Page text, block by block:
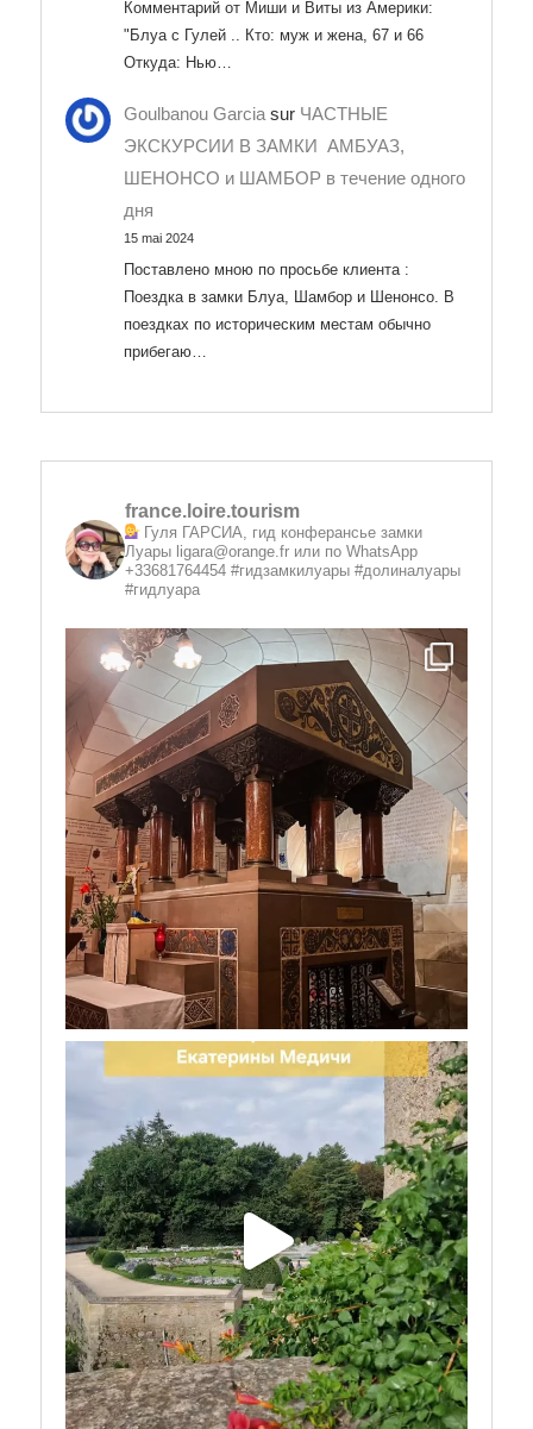
Комментарий от Миши и Виты из Америки:
"Блуа с Гулей .. Кто: муж и жена, 67 и 66
Откуда: Нью…
Goulbanou Garciasur ЧАСТНЫЕ
ЭКСКУРСИИ В ЗАМКИ АМБУАЗ,
ШЕНОНСО и ШАМБОР в течение одного
дня
15 mai 2024
Поставлено мною по просьбе клиента :
Поездка в замки Блуа, Шамбор и Шенонсо. В
поездках по историческим местам обычно
прибегаю…
france.loire.tourism
Гуля ГАРСИА, гид конферансье замки
Луары ligara@orange.fr или по WhatsApp
+33681764454 #гидзамкилуары #долиналуары
#гидлуара